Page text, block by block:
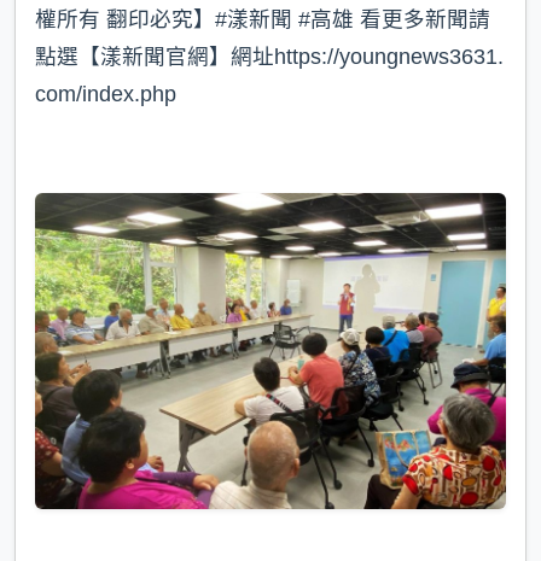
權所有 翻印必究】#漾新聞 #高雄 看更多新聞請
點選【漾新聞官網】網址https://youngnews3631.
com/index.php